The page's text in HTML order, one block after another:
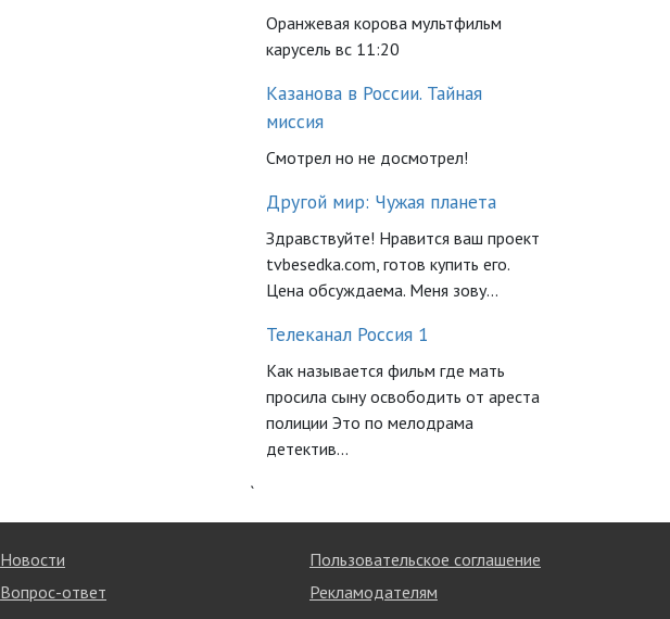
Оранжевая корова мультфильм
карусель вс 11:20
Казанова в России. Тайная
миссия
Смотрел но не досмотрел!
Другой мир: Чужая планета
Здравствуйте! Нравится ваш проект
tvbesedka.com, готов купить его.
Цена обсуждаема. Меня зову...
Телеканал Россия 1
Как называется фильм где мать
просила сыну освободить от ареста
полиции Это по мелодрама
детектив...
`
Новости
Вопрос-ответ
Пользовательское соглашение
Рекламодателям